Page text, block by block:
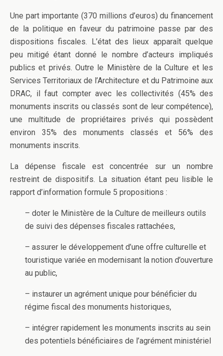
Une part importante (370 millions d’euros) du financement
de la politique en faveur du patrimoine passe par des
dispositions fiscales. L’état des lieux apparaît quelque
peu mitigé étant donné le nombre d’acteurs impliqués
publics et privés. Outre le Ministère de la Culture et les
Services Territoriaux de l’Architecture et du Patrimoine aux
DRAC, il faut compter avec les collectivités (45% des
monuments inscrits ou classés sont de leur compétence),
une multitude de propriétaires privés qui possèdent
environ 35% des monuments classés et 56% des
monuments inscrits.
La dépense fiscale est concentrée sur un nombre
restreint de dispositifs. La situation étant peu lisible le
rapport d’information formule 5 propositions :
– doter le Ministère de la Culture de meilleurs outils
de suivi des dépenses fiscales rattachées,
– assurer le développement d’une offre culturelle et
touristique variée en modernisant la notion d’ouverture
au public,
– instaurer un agrément unique pour bénéficier du
régime fiscal des monuments historiques,
– intégrer rapidement les monuments inscrits au sein
des potentiels bénéficiaires de l’agrément ministériel